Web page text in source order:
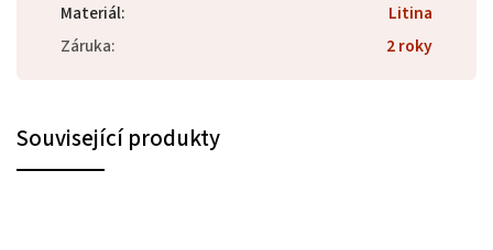
Materiál:
Litina
Záruka: 2 roky
Související produkty